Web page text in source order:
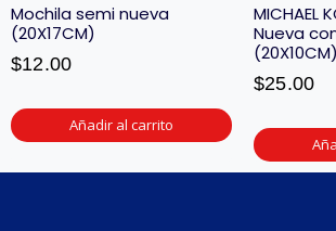
Mochila semi nueva
(20X17CM)
$12.00
Añadir al carrito
MICHAEL
Nueva
(20X10CM)
$25.00